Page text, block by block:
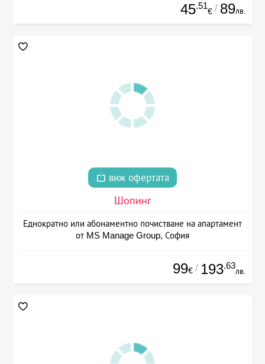
45.51
€ / 89лв.
виж офертата
Шопинг
Еднократно или абонаментно почистване на апартамент
от MS Manage Group, София
99€ / 193.63
лв.